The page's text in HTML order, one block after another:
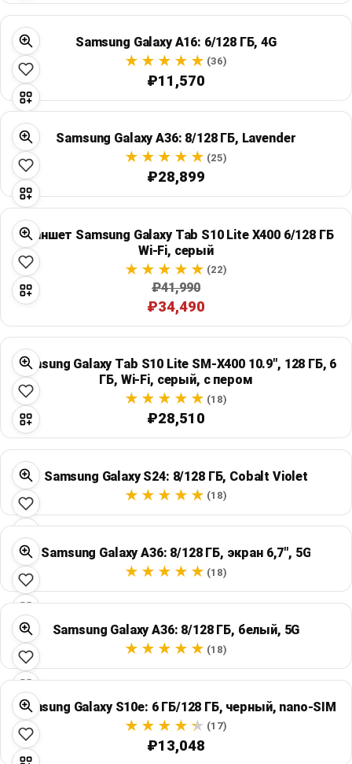
Samsung Galaxy A16: 6/128 ГБ, 4G
(36)
₽11,570
Samsung Galaxy A36: 8/128 ГБ, Lavender
(25)
₽28,899
Планшет Samsung Galaxy Tab S10 Lite X400 6/128 ГБ
Wi‑Fi, серый
(22)
₽41,990
₽34,490
Samsung Galaxy Tab S10 Lite SM-X400 10.9", 128 ГБ, 6
ГБ, Wi‑Fi, серый, с пером
(18)
₽28,510
Samsung Galaxy S24: 8/128 ГБ, Cobalt Violet
(18)
Samsung Galaxy A36: 8/128 ГБ, экран 6,7", 5G
(18)
Samsung Galaxy A36: 8/128 ГБ, белый, 5G
(18)
Samsung Galaxy S10e: 6 ГБ/128 ГБ, черный, nano-SIM
(17)
₽13,048